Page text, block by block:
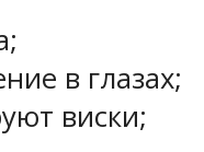
в глазах;
виски;